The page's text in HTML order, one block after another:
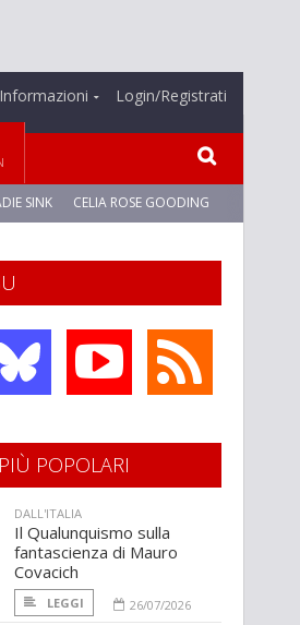
Informazioni Login/Registrati
SINK CELIA ROSE GOODING
POPOLARI
DALL'ITALIA
Il Qualunquismo sulla
fantascienza di Mauro
Covacich
LEGGI
26/07/2026